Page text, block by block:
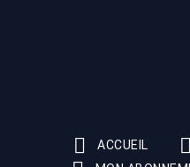
ACCUEIL